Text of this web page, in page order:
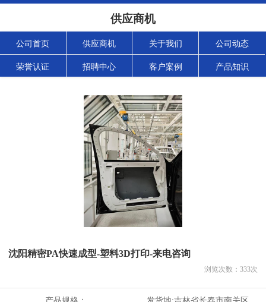
供应商机
公司首页 供应商机 关于我们 公司动态
荣誉认证 招聘中心 客户案例 产品知识
沈阳精密PA快速成型-塑料3D打印-来电咨询
浏览次数： 333次